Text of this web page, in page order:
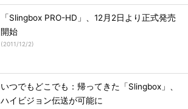
「Slingbox PRO-HD」、12月2日より正式発売
開始
(2011/12/2)
いつでもどこでも：帰ってきた「Slingbox」、
ハイビジョン伝送が可能に